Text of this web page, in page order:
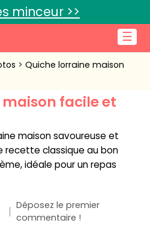
☰
minceur >>
Connexion
Quiche lorraine maison
facile et
maison savoureuse et
recette classique au bon
idéale pour un repas
Déposez le premier
commentaire !